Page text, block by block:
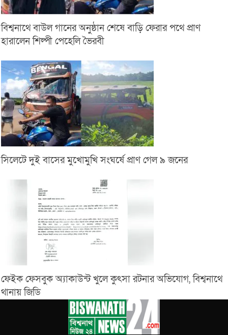
বিশ্বনাথে বাউল গানের অনুষ্ঠান শেষে বাড়ি ফেরার পথে প্রাণ
হারালেন শিল্পী পেহেলি ভৈরবী
সিলেটে দুই বাসের মুখোমুখি সংঘর্ষে প্রাণ গেল ৯ জনের
ফেইক ফেসবুক অ্যাকাউন্ট খুলে কুৎসা রটনার অভিযোগ, বিশ্বনাথে
থানায় জিডি